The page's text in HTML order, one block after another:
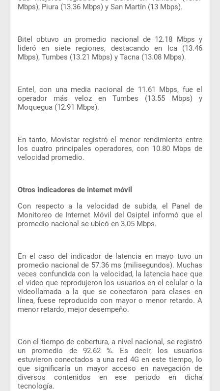
Mbps), Piura (13.36 Mbps) y San Martín (13 Mbps).
Bitel obtuvo un promedio nacional de 12.18 Mbps y
lideró en siete regiones, destacando en Ica (13.46
Mbps), Tumbes (13.21 Mbps) y Tacna (13.08 Mbps).
Entel, con una media nacional de 11.61 Mbps, fue el
operador más veloz en Tumbes (13.55 Mbps) y
Moquegua (12.91 Mbps).
En tanto, Movistar registró el menor rendimiento entre
los cuatro principales operadores, con 10.80 Mbps de
velocidad promedio.
Otros indicadores de internet móvil
Con respecto a la velocidad de subida, el Panel de
Monitoreo de Internet Móvil del Osiptel informó que el
promedio nacional se ubicó en 3.05 Mbps.
En el caso del indicador de latencia en mayo tuvo un
promedio nacional de 57.36 ms (milisegundos). Muchas
veces confundida con la velocidad, la latencia hace que
el video que reprodujeron los usuarios en el celular o la
videollamada a la que se conectaron para clases en
línea, fuese reproducido con mayor o menor retardo. A
menor retardo, mejor desempeño.
Con el tiempo de cobertura, a nivel nacional, se registró
un promedio de 92.62 %. Es decir, los usuarios
estuvieron conectados a una red 4G en este tiempo, lo
que significaría un mayor acceso en navegación de
diversos contenidos en ese periodo en dicha
tecnología.